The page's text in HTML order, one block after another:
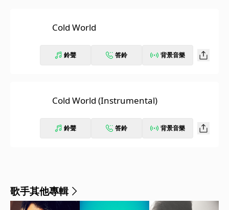
Cold World
鈴聲 答鈴 背景音樂
Cold World (Instrumental)
鈴聲 答鈴 背景音樂
歌手其他專輯